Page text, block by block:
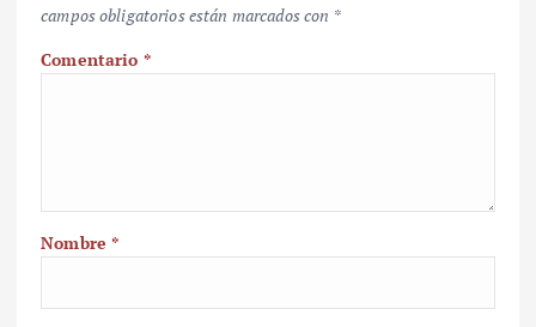
campos obligatorios están marcados con *
Comentario *
Nombre*